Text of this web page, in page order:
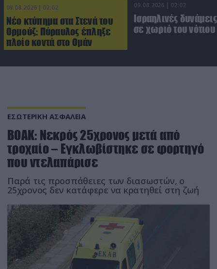
09.08.2026 | 02:02
Νέο κτύπημα στα Στενά του
Ορμούζ: Πύραυλος έπληξε
πλοίο κοντά στο Ομάν
09.08.2026 | 02:02
Ισραηλινές
σε χωριό του
ΕΣΩΤΕΡΙΚΗ ΑΣΦΑΛΕΙΑ
ΒΟΑΚ: Νεκρός 25χρονος μετά από
τροχαίο – Εγκλωβίστηκε σε φορτηγό
που ντελαπάρισε
Παρά τις προσπάθειες των διασωστών, ο
25χρονος δεν κατάφερε να κρατηθεί στη ζωή